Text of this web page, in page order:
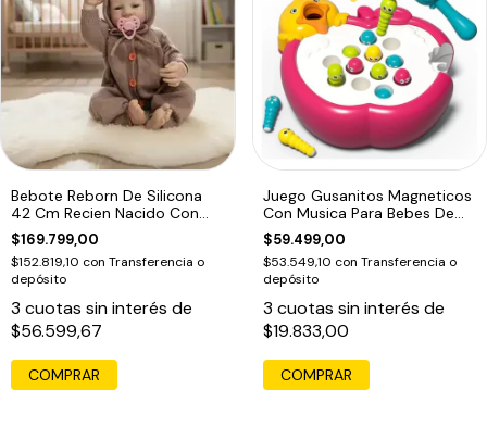
Bebote Reborn De Silicona
42 Cm Recien Nacido Con
Accesorios
$169.799,00
$152.819,10 con Transferencia o
depósito
3 cuotas sin interés de
$56.599,67
Juego Gusanitos Magneticos
Con Musica Para Bebes De
Pesca
$59.499,00
$53.549,10 con Transferencia o
depósito
3 cuotas sin interés de
$19.833,00